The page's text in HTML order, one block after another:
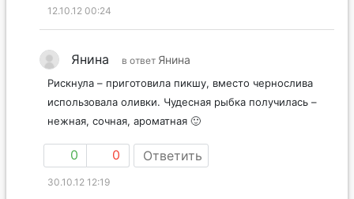
12.10.12 00:24
Янина в ответ Янина
Рискнула – приготовила пикшу, вместо чернослива
использовала оливки. Чудесная рыбка получилась –
нежная, сочная, ароматная 🙂
0 0 Ответить
30.10.12 12:19